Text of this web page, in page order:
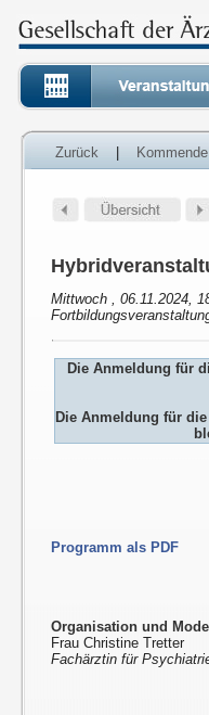
Zurück
Mittwoch , 06.11.2024,
Die Anmeldung für
Die Anmeldung für die
Programm als PDF
Organisation und
Frau Christine Tretter
Fachärztin für